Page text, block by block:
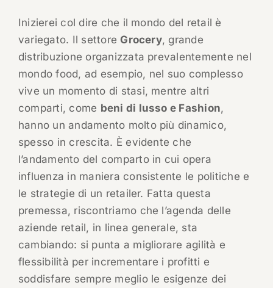
Inizierei col dire che il mondo del retail è
variegato. Il settoreGrocery, grande
distribuzione organizzata prevalentemente nel
mondo food, ad esempio, nel suo complesso
vive un momento di stasi, mentre altri
comparti, come beni di lusso e Fashion,
hanno un andamento molto più dinamico,
spesso in crescita. È evidente che
l’andamento del comparto in cui opera
influenza in maniera consistente le politiche e
le strategie di un retailer. Fatta questa
premessa, riscontriamo che l’agenda delle
aziende retail, in linea generale, sta
cambiando: si punta a migliorare agilità e
flessibilità per incrementare i profitti e
soddisfare sempre meglio le esigenze dei